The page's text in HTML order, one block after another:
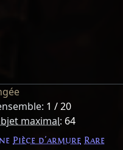
1 / 20
maximal: 64
Pièce d'armure Rare